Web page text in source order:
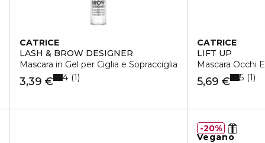
CATRICE
LASH & BROW DESIGNER
Mascara in Gel per Ciglia e Sopracciglia
3,39 € 4 1
CATRICE
LIFT UP
Mascara Occhi
5,69 € 5 1
Vegano
20%